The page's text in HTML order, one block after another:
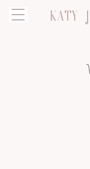
KATY